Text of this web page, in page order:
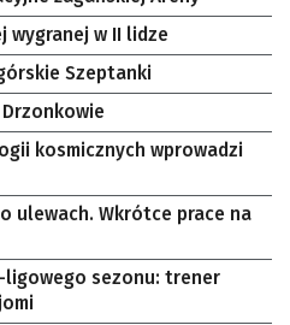
wygranej w II lidze
Szeptanki
kosmicznych wprowadzi
ulewach. Wkrótce prace na
ligowego sezonu: trener